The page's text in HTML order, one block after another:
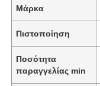
Μάρκα
Πιστοποίηση
Ποσότητα
παραγγελίας min